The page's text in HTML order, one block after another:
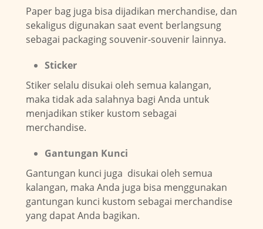
Paper bag juga bisa dijadikan merchandise, dan
sekaligus digunakan saat event berlangsung
sebagai packaging souvenir-souvenir lainnya.
Sticker
Stiker selalu disukai oleh semua kalangan,
maka tidak ada salahnya bagi Anda untuk
menjadikan stiker kustom sebagai
merchandise.
Gantungan Kunci
Gantungan kunci juga disukai oleh semua
kalangan, maka Anda juga bisa menggunakan
gantungan kunci kustom sebagai merchandise
yang dapat Anda bagikan.